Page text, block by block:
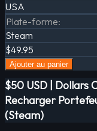
USA
Plate-forme:
Steam
$49.95
Ajouter au panier
$50 USD | Dollars
Recharger
(Steam)